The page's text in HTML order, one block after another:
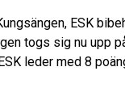
ESK
togs sig nu upp
leder med 8